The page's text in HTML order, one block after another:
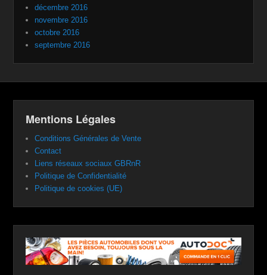
décembre 2016
novembre 2016
octobre 2016
septembre 2016
Mentions Légales
Conditions Générales de Vente
Contact
Liens réseaux sociaux GBRnR
Politique de Confidentialité
Politique de cookies (UE)